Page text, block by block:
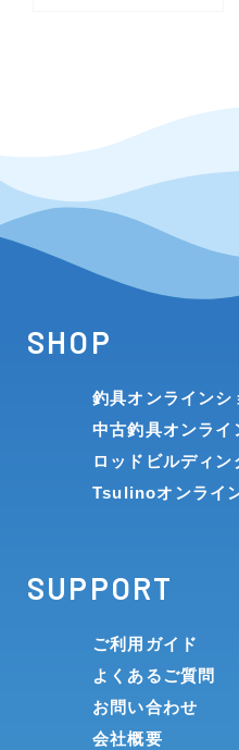
SHOP
釣具オンラインシ
中古釣具オンライ
ロッドビルディ
Tsulinoオンライ
SUPPORT
ご利用ガイド
よくあるご質問
お問い合わせ
会社概要